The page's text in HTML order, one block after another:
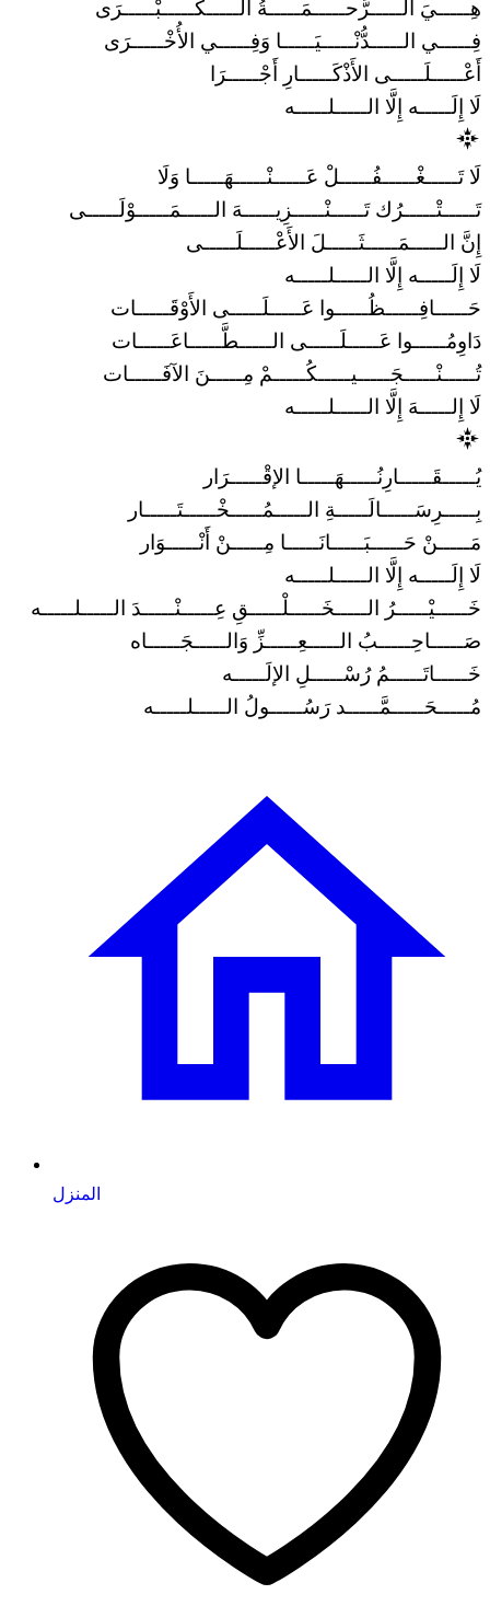
هِـــــيَ الـــــرَّحـــــمَـــــةُ الـــــكُـــــبْـــــرَى
فِـــــي الـــــدُّنْـــــيَـــــا وَفِـــــي الأُخْـــــرَى
أَعْـــــلَـــــى الأَذْكَـــــارِ أَجْـــــرَا
لَا إِلَـــــه إِلَّا الـــــلـــــه
لَا تَـــــغْـــــفُـــــلْ عَـــــنْـــــهَـــــا وَلَا
تَـــــتْـــــرُك تَـــــنْـــــزِيـــــهَ الـــــمَـــــوْلَـــــى
إِنَّ الـــــمَـــــثَـــــلَ الأَعْـــــلَـــــى
لَا إِلَـــــه إِلَّا الـــــلـــــه
حَـــــافِـــــظُـــــوا عَـــــلَـــــى الأَوْقَـــــات
دَاوِمُـــــوا عَـــــلَـــــى الـــــطَّـــــاعَـــــات
تُـــــنْـــــجَـــــيـــــكُـــــمْ مِـــــنَ الآفَـــــات
لَا إِلـــــهَ إِلَّا الـــــلـــــه
يُـــــقَـــــارِنُـــــهَـــــا الإقْـــــرَار
بِـــــرِسَـــــالَـــــةِ الـــــمُـــــخْـــــتَـــــار
مَـــــنْ حَـــــبَـــــانَـــــا مِـــــنْ أَنْـــــوَار
لَا إِلَـــــه إِلَّا الـــــلـــــه
خَـــــيْـــــرُ الـــــخَـــــلْـــــقِ عِـــــنْـــــدَ الـــــلـــــه
صَـــــاحِـــــبُ الـــــعِـــــزِّ وَالـــــجَـــــاه
خَـــــاتَـــــمُ رُسْـــــلِ الإلَـــــه
مُـــــحَـــــمَّـــــد رَسُـــــولُ الـــــلـــــه
المنزل